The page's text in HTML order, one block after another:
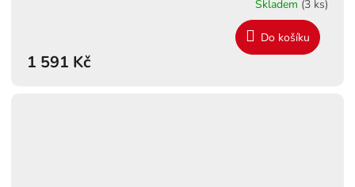
Skladem (3 ks)
1 591 Kč
Do košíku